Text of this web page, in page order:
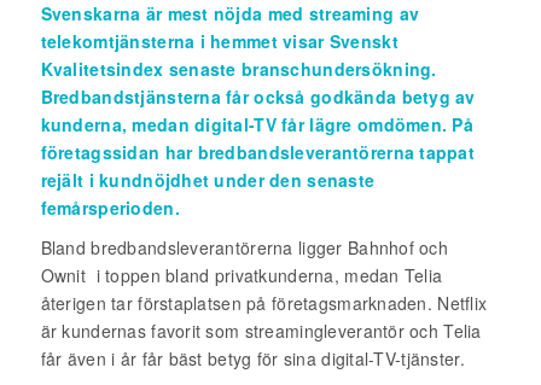
Svenskarna är mest nöjda med streaming av
telekomtjänsterna i hemmet visar Svenskt
Kvalitetsindex senaste branschundersökning.
Bredbandstjänsterna får också godkända betyg av
kunderna, medan digital-TV får lägre omdömen. På
företagssidan har bredbandsleverantörerna tappat
rejält i kundnöjdhet under den senaste
femårsperioden.
Bland bredbandsleverantörerna ligger Bahnhof och
Ownit i toppen bland privatkunderna, medan Telia
återigen tar förstaplatsen på företagsmarknaden. Netflix
är kundernas favorit som streamingleverantör och Telia
får även i år får bäst betyg för sina digital-TV-tjänster.